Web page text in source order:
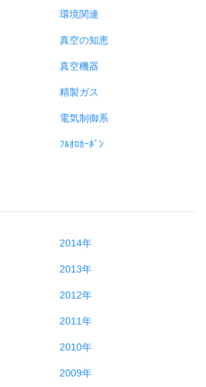
環境関連
真空の知恵
真空機器
精製ガス
電気制御系
ﾌﾙｵﾛｶｰﾎﾞﾝ
2014年
2013年
2012年
2011年
2010年
2009年